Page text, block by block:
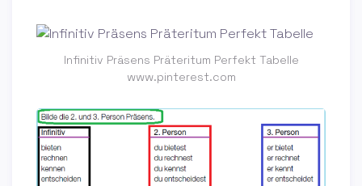
Infinitiv Präsens Präteritum Perfekt Tabelle
www.pinterest.com